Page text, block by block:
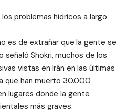
problemas hídricos a largo
es de extrañar que la gente se
Shokri, muchos de los
vistas en Irán en las últimas
que han muerto 30.000
lugares donde la gente
más graves.